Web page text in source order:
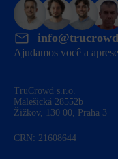
Ajudamos você a
TruCrowd s.r.o.
Malešická 28552b
Žižkov, 130 00, Praha 3
CRN: 21608644